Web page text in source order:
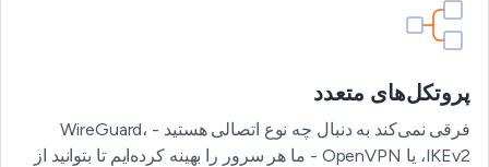
پروتکل‌های متعدد
فرقی نمی‌کند به دنبال چه نوع اتصالی هستید - WireGuard،
IKEv2، یا OpenVPN - ما هر سرور را بهینه کرده‌ایم تا بتوانید از